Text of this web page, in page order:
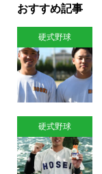
おすすめ記事
硬式野球
硬式野球